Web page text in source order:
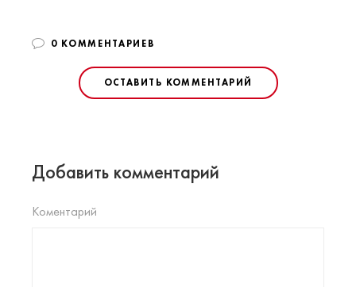
0 КОММЕНТАРИЕВ
ОСТАВИТЬ КОММЕНТАРИЙ
Добавить комментарий
Коментарий